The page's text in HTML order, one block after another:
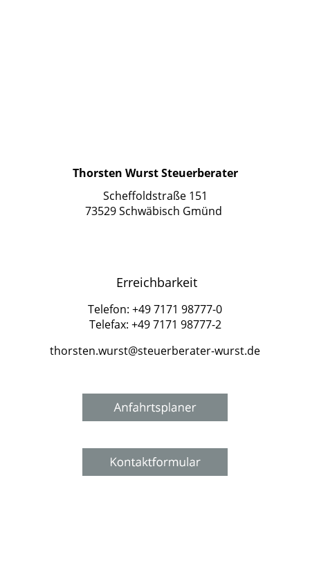
Thorsten Wurst Steuerberater
Scheffoldstraße 151
73529 Schwäbisch Gmünd
Erreichbarkeit
Telefon: +49 7171 98777-0
Telefax: +49 7171 98777-2
thorsten.wurst@steuerberater-wurst.de